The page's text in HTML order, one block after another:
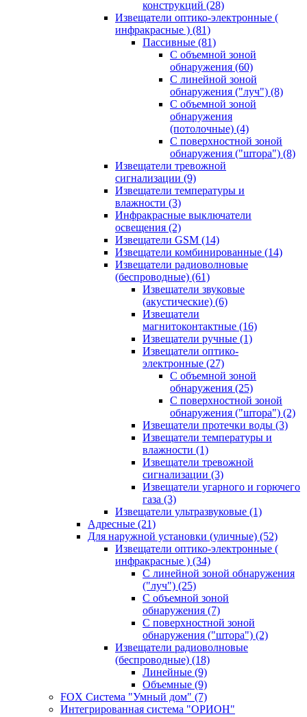
конструкций (28)
Извещатели оптико-электронные (
инфракрасные ) (81)
Пассивные (81)
С объемной зоной
обнаружения (60)
С линейной зоной
обнаружения ("луч") (8)
С объемной зоной
обнаружения
(потолочные) (4)
С поверхностной зоной
обнаружения ("штора") (8)
Извещатели тревожной
сигнализации (9)
Извещатели температуры и
влажности (3)
Инфракрасные выключатели
освещения (2)
Извещатели GSM (14)
Извещатели комбинированные (14)
Извещатели радиоволновые
(беспроводные) (61)
Извещатели звуковые
(акустические) (6)
Извещатели
магнитоконтактные (16)
Извещатели ручные (1)
Извещатели оптико-
электронные (27)
С объемной зоной
обнаружения (25)
С поверхностной зоной
обнаружения ("штора") (2)
Извещатели протечки воды (3)
Извещатели температуры и
влажности (1)
Извещатели тревожной
сигнализации (3)
Извещатели угарного и горючего
газа (3)
Извещатели ультразвуковые (1)
Адресные (21)
Для наружной установки (уличные) (52)
Извещатели оптико-электронные (
инфракрасные ) (34)
С линейной зоной обнаружения
("луч") (25)
С объемной зоной
обнаружения (7)
С поверхностной зоной
обнаружения ("штора") (2)
Извещатели радиоволновые
(беспроводные) (18)
Линейные (9)
Объемные (9)
FOX Система "Умный дом" (7)
Интегрированная система "ОРИОН"